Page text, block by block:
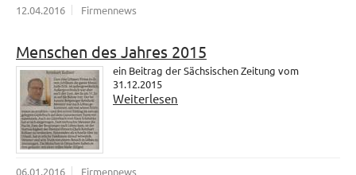
12.04.2016 Firmennews
Menschen des Jahres 2015
ein Beitrag der Sächsischen Zeitung vom
31.12.2015
Weiterlesen
06.01.2016 Firmennews